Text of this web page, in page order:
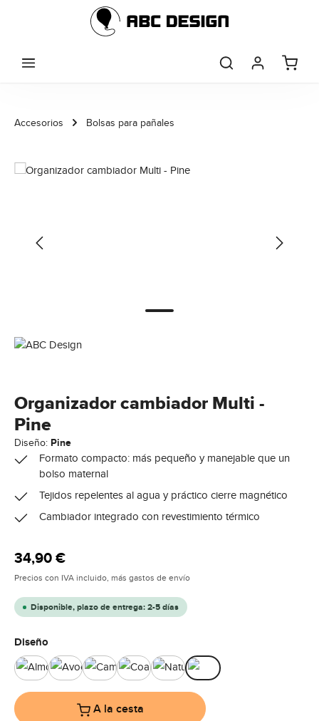
Saltar al contenido principal
Accesorios Bolsas para pañales
Omitir galería de imágenes
Organizador cambiador Multi -
Pine
Diseño: Pine
Formato compacto: más pequeño y manejable que un
bolso maternal
Tejidos repelentes al agua y práctico cierre magnético
Cambiador integrado con revestimiento térmico
Precio normal:
34,90 €
Precios con IVA incluido, más gastos de envío
Disponible, plazo de entrega: 2-5 días
Seleccione
Diseño
Almond Avocado Camel Coal Nature Pine
A la cesta